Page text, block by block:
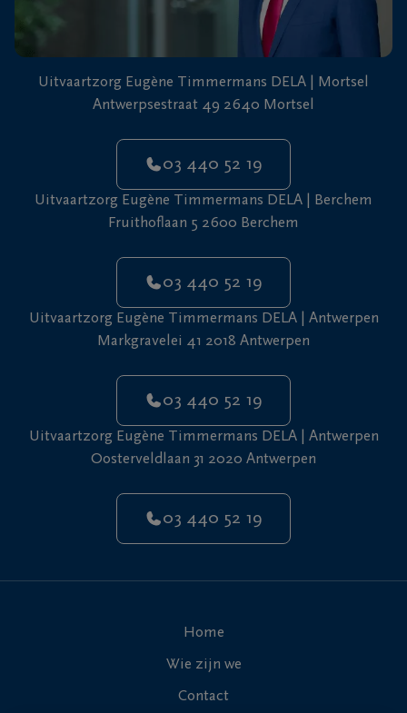
Uitvaartzorg Eugène Timmermans DELA | Mortsel
Antwerpsestraat 49 2640 Mortsel
03 440 52 19
Uitvaartzorg Eugène Timmermans DELA | Berchem
Fruithoflaan 5 2600 Berchem
03 440 52 19
Uitvaartzorg Eugène Timmermans DELA | Antwerpen
Markgravelei 41 2018 Antwerpen
03 440 52 19
Uitvaartzorg Eugène Timmermans DELA | Antwerpen
Oosterveldlaan 31 2020 Antwerpen
03 440 52 19
Home
Wie zijn we
Contact